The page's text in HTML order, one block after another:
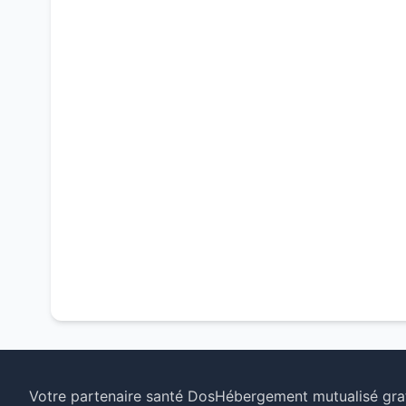
Votre partenaire santé DosHébergement mutualisé